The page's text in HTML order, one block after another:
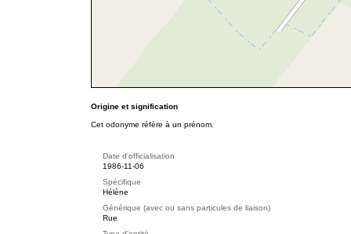
Origine et signification
Cet odonyme réfère à un prénom.
Date d'officialisation
1986-11-06
Spécifique
Hélène
Générique (avec ou sans particules de liaison)
Rue